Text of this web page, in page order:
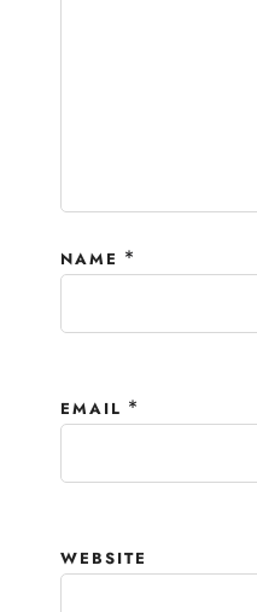
NAME *
EMAIL *
WEBSITE